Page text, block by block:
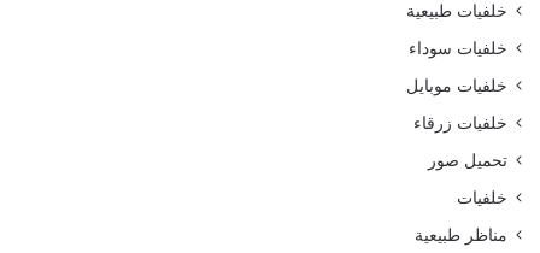
خلفيات طبيعية
خلفيات سوداء
خلفيات موبايل
خلفيات زرقاء
تحميل صور
خلفيات
مناظر طبيعية